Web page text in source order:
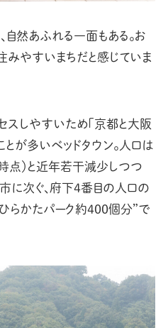
然あふれる一面もある。お
みやすいまちだと感じていま
スしやすいため「京都と大阪
とが多いベッドタウン。人口は
）と近年若干減少しつつ
次ぐ、府下4番目の人口の
らかたパーク約400個分”で